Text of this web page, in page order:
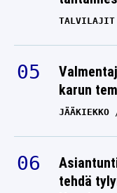
TALVILAJIT
karun
JÄÄKIEKKO
tehdä